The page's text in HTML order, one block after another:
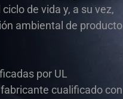
de vida y, a su vez,
ambiental de producto
por UL
cualificado con